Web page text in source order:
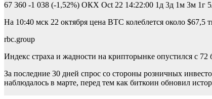
67 360 -1 038 (-1,52%) ОКХ Oct 22 14:22:00 1д 3д 1м 3м 1г
На 10:40 мск 22 октября цена BTC колеблется около
rbc.group
Индекс страха и жадности на крипторынке опустился с
За последние 30 дней спрос со стороны розничных
наблюдалось в марте, перед тем как биткоин обновил